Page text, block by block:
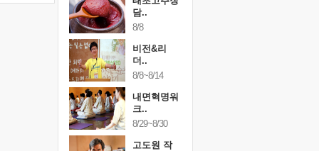
담..
8/8
비전&리
더..
8/8~8/14
내면혁명워
크..
8/29~8/30
고도원 작